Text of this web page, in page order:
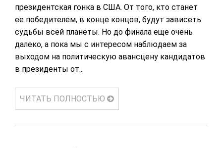
президентская гонка в США. От того, кто станет
ее победителем, в конце концов, будут зависеть
судьбы всей планеты. Но до финала еще очень
далеко, а пока мы с интересом наблюдаем за
выходом на политическую авансцену кандидатов
в президенты от...
ЧИТАТЬ ПОЛНОСТЬЮ